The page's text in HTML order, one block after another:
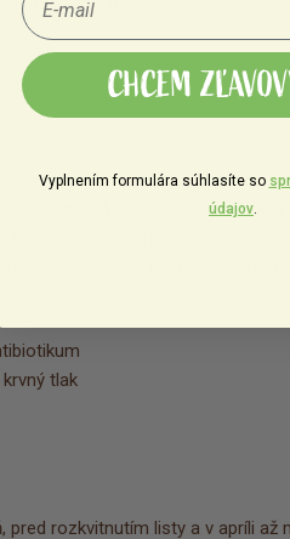
C
zimného spánku, vraj po
názov. A to isté by sme mali
Pôsobí ako prírodné
spoločníkom v kuchyni.
tlak
pred rozkvitnutím listy a v apríli
CHCEM
Vyplnením formulára súhlasíte so
údajov.